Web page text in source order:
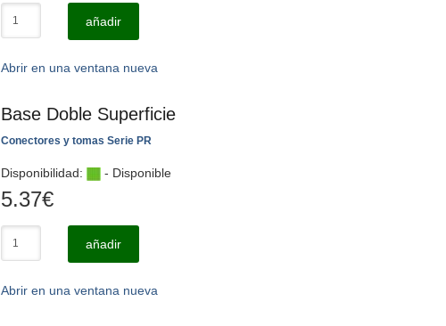
añadir
Abrir en una ventana nueva
Base Doble Superficie
Conectores y tomas Serie PR
Disponibilidad: - Disponible
5.37€
añadir
Abrir en una ventana nueva